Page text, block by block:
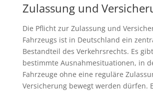
Zulassung und
Die Pflicht zur Zulassung und
Fahrzeugs ist in Deutschland ein
Bestandteil des Verkehrsrechts. Es
bestimmte Ausnahmesituationen, in
Fahrzeuge ohne eine reguläre
Versicherung bewegt werden dürfen.